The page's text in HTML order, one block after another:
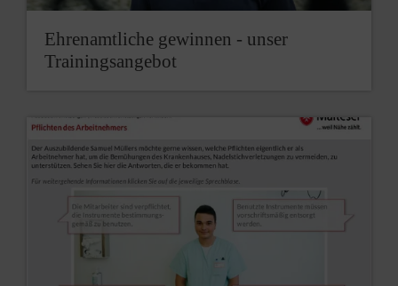
Ehrenamtliche gewinnen - unser
Trainingsangebot